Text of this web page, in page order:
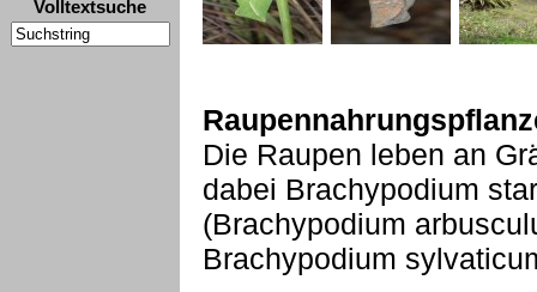
Volltextsuche
Die Raupen leben an
dabei Brachypodium
(Brachypodium
Brachypodium